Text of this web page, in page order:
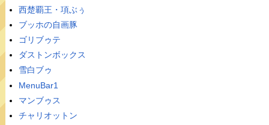
西楚覇王・項ぶぅ
ブッホの自画豚
ゴリブゥテ
ダストンボックス
雪白ブゥ
MenuBar1
マンブゥス
チャリオットン